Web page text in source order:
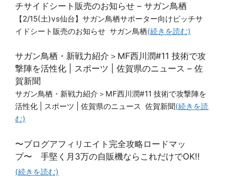
チサイドシート販売のお知らせ – サガン鳥栖
【2/15(土)vs仙台】サガン鳥栖サポーター向けピッチサ
イドシート販売のお知らせ サガン鳥栖(続きを読む)
サガン鳥栖・新戦力紹介＞MF西川潤#11 技術で攻
撃陣を活性化 | スポーツ | 佐賀県のニュース – 佐
賀新聞
サガン鳥栖・新戦力紹介＞MF西川潤#11 技術で攻撃陣を
活性化 | スポーツ | 佐賀県のニュース 佐賀新聞(続きを読
む)
〜ブログアフィリエイト完全攻略ロードマッ
プ〜 手堅く月3万の自販機ならこれだけでOK!!
(続きを読む)